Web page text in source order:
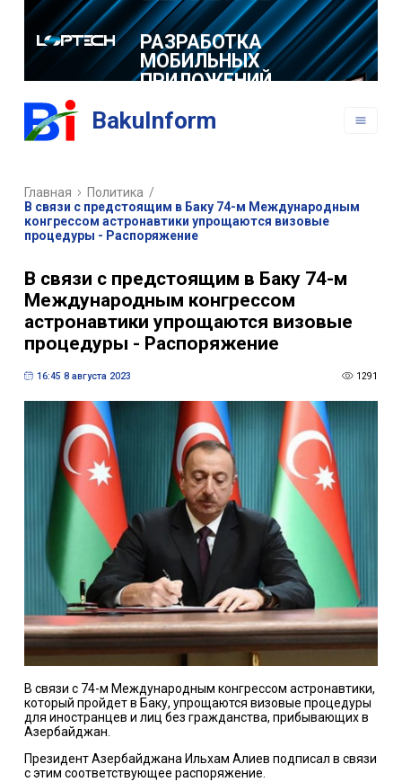
РАЗРАБОТКА
МОБИЛЬНЫХ
ПРИЛОЖЕНИЙ
BakuInform
Главная Политика /
В связи с предстоящим в Баку 74-м Международным
конгрессом астронавтики упрощаются визовые
процедуры - Распоряжение
В связи с предстоящим в Баку 74-м
Международным конгрессом
астронавтики упрощаются визовые
процедуры - Распоряжение
16:45 8 августа 2023 1291
В связи с 74-м Международным конгрессом астронавтики,
который пройдет в Баку, упрощаются визовые процедуры
для иностранцев и лиц без гражданства, прибывающих в
Азербайджан.
Президент Азербайджана Ильхам Алиев подписал в связи
с этим соответствующее распоряжение.